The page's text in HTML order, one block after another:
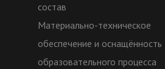
состав
Материально-техническое
обеспечение и оснащённость
образовательного процесса